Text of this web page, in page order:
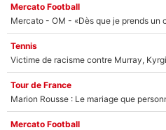
Mercato Football
Tennis
Tour de France
Marion Rousse : Le mariage que
Mercato Football